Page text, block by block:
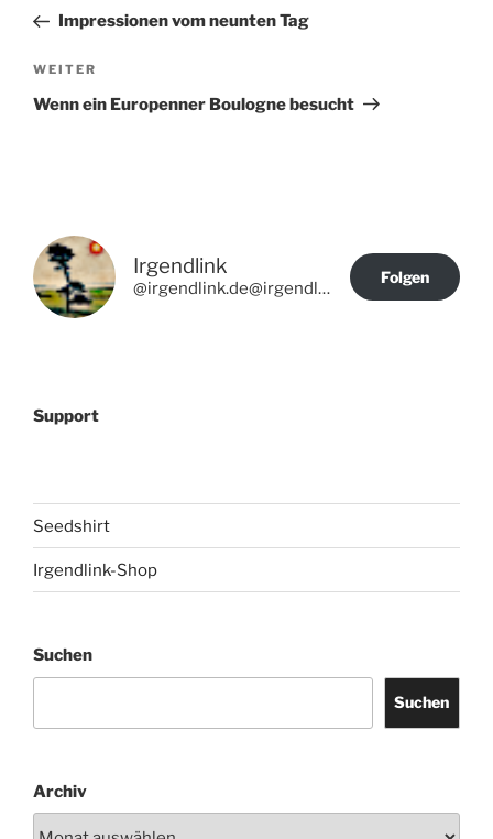
Beitrag
Impressionen vom neunten Tag
Nächster
Beitrag
WEITER
Wenn ein Europenner Boulogne besucht
Irgendlink
@irgendlink.de@irgendlink.de
Folgen
Support
Seedshirt
Irgendlink-Shop
Suchen
Suchen
Archiv